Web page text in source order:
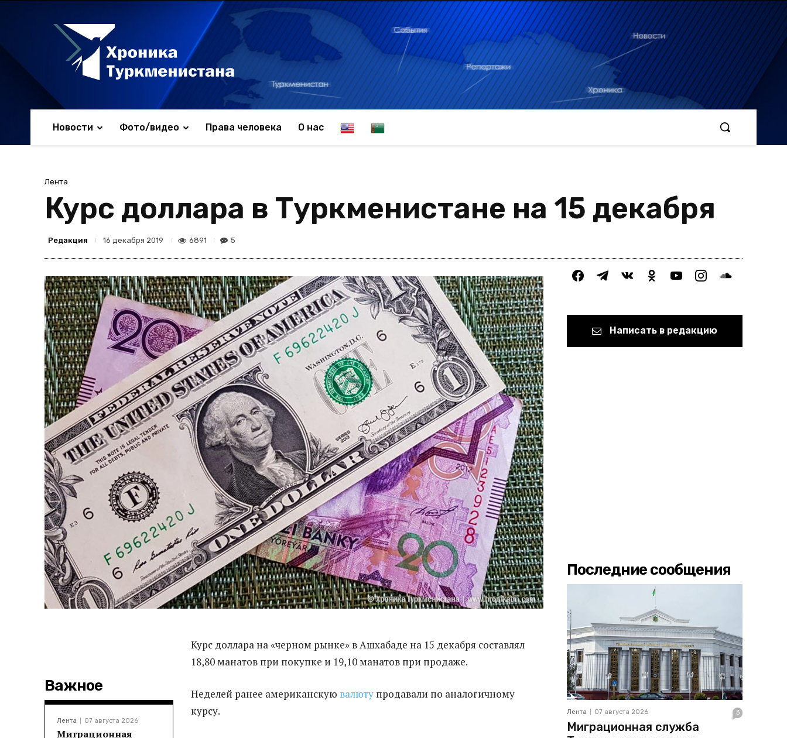
Новости Фото/видео Права человека О нас E
s
h
T
e
n
c
e
Лента
Курс доллара в Туркменистане на 15 декабря
Редакция 16 декабря 2019 6891 5
Важное
Лента 07 августа 2026
Миграционная
Курс доллара на «черном рынке» в Ашхабаде на 15 декабря составлял
18,80 манатов при покупке и 19,10 манатов при продаже.
Неделей ранее американскую валюту продавали по аналогичному
курсу.
facebooktelegramvkontakteodnoklassniki
youtubeinstagramsoundcloud
Написать в редакцию
Последние сообщения
Лента 07 августа 2026 3
Миграционная служба